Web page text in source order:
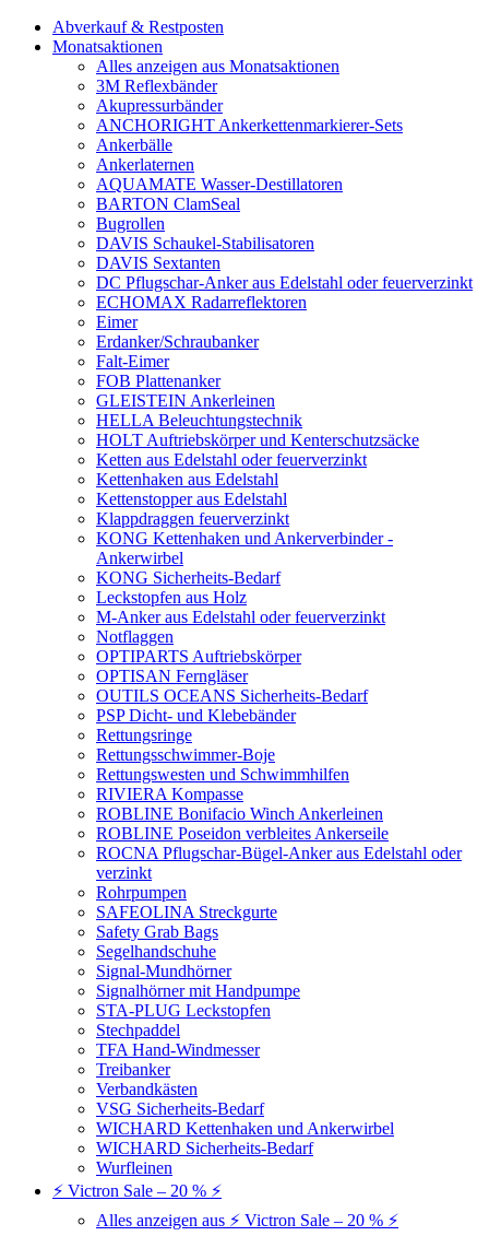
Abverkauf & Restposten
Monatsaktionen
Alles anzeigen aus Monatsaktionen
3M Reflexbänder
Akupressurbänder
ANCHORIGHT Ankerkettenmarkierer-Sets
Ankerbälle
Ankerlaternen
AQUAMATE Wasser-Destillatoren
BARTON ClamSeal
Bugrollen
DAVIS Schaukel-Stabilisatoren
DAVIS Sextanten
DC Pflugschar-Anker aus Edelstahl oder feuerverzinkt
ECHOMAX Radarreflektoren
Eimer
Erdanker/Schraubanker
Falt-Eimer
FOB Plattenanker
GLEISTEIN Ankerleinen
HELLA Beleuchtungstechnik
HOLT Auftriebskörper und Kenterschutzsäcke
Ketten aus Edelstahl oder feuerverzinkt
Kettenhaken aus Edelstahl
Kettenstopper aus Edelstahl
Klappdraggen feuerverzinkt
KONG Kettenhaken und Ankerverbinder -
Ankerwirbel
KONG Sicherheits-Bedarf
Leckstopfen aus Holz
M-Anker aus Edelstahl oder feuerverzinkt
Notflaggen
OPTIPARTS Auftriebskörper
OPTISAN Ferngläser
OUTILS OCEANS Sicherheits-Bedarf
PSP Dicht- und Klebebänder
Rettungsringe
Rettungsschwimmer-Boje
Rettungswesten und Schwimmhilfen
RIVIERA Kompasse
ROBLINE Bonifacio Winch Ankerleinen
ROBLINE Poseidon verbleites Ankerseile
ROCNA Pflugschar-Bügel-Anker aus Edelstahl oder
verzinkt
Rohrpumpen
SAFEOLINA Streckgurte
Safety Grab Bags
Segelhandschuhe
Signal-Mundhörner
Signalhörner mit Handpumpe
STA-PLUG Leckstopfen
Stechpaddel
TFA Hand-Windmesser
Treibanker
Verbandkästen
VSG Sicherheits-Bedarf
WICHARD Kettenhaken und Ankerwirbel
WICHARD Sicherheits-Bedarf
Wurfleinen
⚡ Victron Sale – 20 % ⚡
Alles anzeigen aus ⚡ Victron Sale – 20 % ⚡